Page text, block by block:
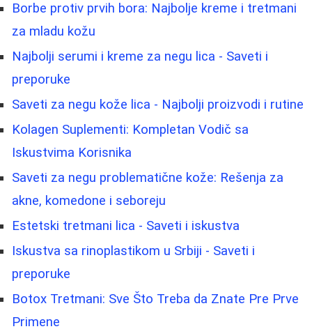
Borbe protiv prvih bora: Najbolje kreme i tretmani
za mladu kožu
Najbolji serumi i kreme za negu lica - Saveti i
preporuke
Saveti za negu kože lica - Najbolji proizvodi i rutine
Kolagen Suplementi: Kompletan Vodič sa
Iskustvima Korisnika
Saveti za negu problematične kože: Rešenja za
akne, komedone i seboreju
Estetski tretmani lica - Saveti i iskustva
Iskustva sa rinoplastikom u Srbiji - Saveti i
preporuke
Botox Tretmani: Sve Što Treba da Znate Pre Prve
Primene